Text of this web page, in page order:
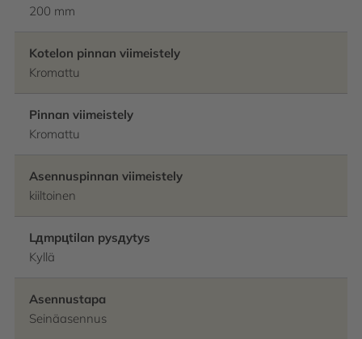
200 mm
Kotelon pinnan viimeistely
Kromattu
Pinnan viimeistely
Kromattu
Asennuspinnan viimeistely
kiiltoinen
Lдmpцtilan pysдytys
Kyllä
Asennustapa
Seinäasennus